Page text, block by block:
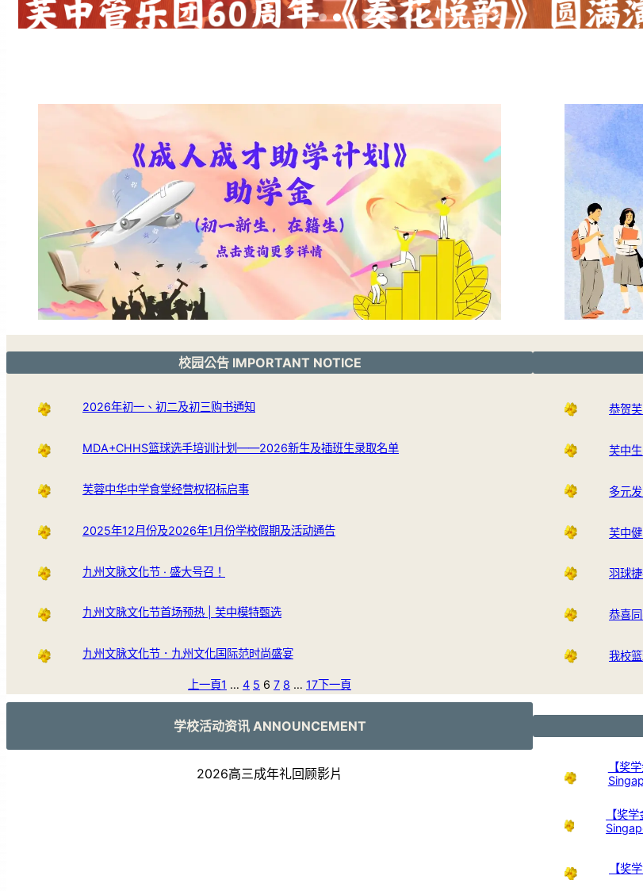
校园公告 IMPORTANT NOTICE
2026年初一、初二及初三购书通知
MDA+CHHS篮球选手培训计划——2026新生及插班生录取名单
芙蓉中华中学食堂经营权招标启事
2025年12月份及2026年1月份学校假期及活动通告
九州文脉文化节 · 盛大号召！
九州文脉文化节首场预热 | 芙中模特甄选
九州文脉文化节．九州文化国际范时尚盛宴
上一頁1 … 4 5 6 7 8 … 17下一頁
恭贺
芙中
多元
芙中
羽球
恭喜
我校
学校活动资讯 ANNOUNCEMENT
2026高三成年礼回顾影片
【奖
【奖
【奖